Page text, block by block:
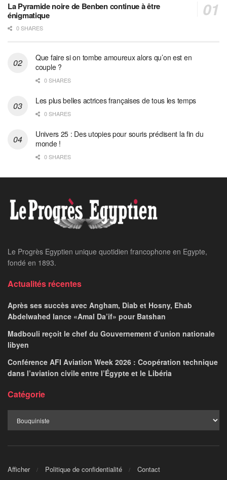
La Pyramide noire de Benben continue à être
énigmatique
0 SHARES
Que faire si on tombe amoureux alors qu’on est en
couple ?
0 SHARES
Les plus belles actrices françaises de tous les temps
0 SHARES
Univers 25 : Des utopies pour souris prédisent la fin du
monde !
0 SHARES
Le Progrès Egyptien unique quotidien francophone en Egypte,
fondé en 1893.
Actualités récentes
Après ses succès avec Angham, Diab et Hosny, Ehab
Abdelwahed lance «Amal Da’if» pour Batshan
Madbouli reçoit le chef du Gouvernement d’union nationale
libyen
Conférence AFI Aviation Week 2026 : Coopération technique
dans l’aviation civile entre l’Égypte et le Libéria
Catégorie
Afficher Politique de confidentialité Contact